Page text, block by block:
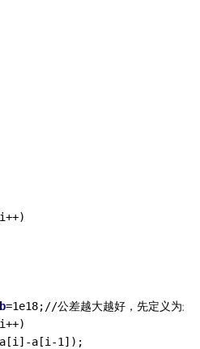
=1e18;//公差越大越好，先定义为
a[i-1]);